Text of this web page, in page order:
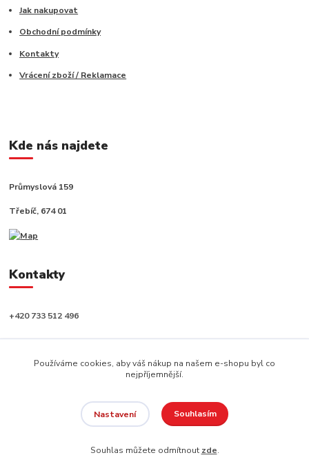
Jak nakupovat
Obchodní podmínky
Kontakty
Vrácení zboží / Reklamace
Kde nás najdete
Průmyslová 159
Třebíč, 674 01
Kontakty
+420 733 512 496
info@capushop.cz
Vytvořeno na
Eshop-rychle.cz
Používáme cookies, aby váš nákup na našem e-shopu byl co
nejpříjemnější.
Nastavení Souhlasím
Souhlas můžete odmítnout zde.